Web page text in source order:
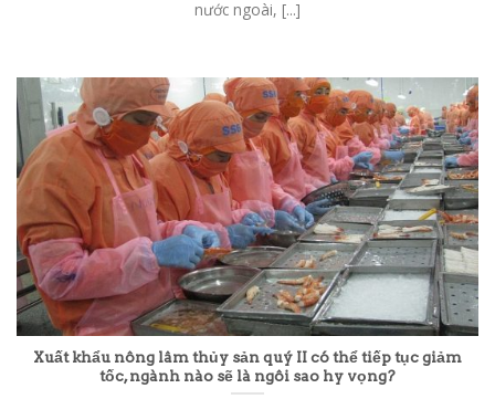
nước ngoài, [...]
Xuất khẩu nông lâm thủy sản quý II có thể tiếp tục giảm
tốc, ngành nào sẽ là ngôi sao hy vọng?